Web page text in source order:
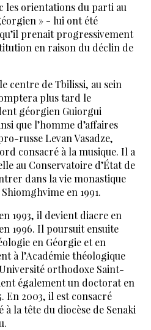
les orientations du parti au
» - lui ont été
prenait progressivement
en raison du déclin de
centre de Tbilissi, au sein
plus tard le
géorgien Guiorgui
que l’homme d’affaires
russe Levan Vasadze,
consacré à la musique. Il a
au Conservatoire d’État de
dans la vie monastique
en 1991.
1993, il devient diacre en
1996. Il poursuit ensuite
en Géorgie et en
à l’Académie théologique
orthodoxe Saint-
également un doctorat en
En 2003, il est consacré
à la tête du diocèse de Senaki